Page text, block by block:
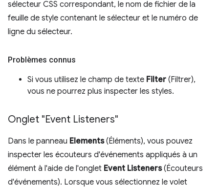
sélecteur CSS correspondant, le nom de fichier de la
feuille de style contenant le sélecteur et le numéro de
ligne du sélecteur.
Problèmes connus
Si vous utilisez le champ de texte Filter (Filtrer),
vous ne pourrez plus inspecter les styles.
Onglet "Event Listeners"
Dans le panneau Elements(Éléments), vous pouvez
inspecter les écouteurs d'événements appliqués à un
élément à l'aide de l'onglet Event Listeners(Écouteurs
d'événements). Lorsque vous sélectionnez le volet